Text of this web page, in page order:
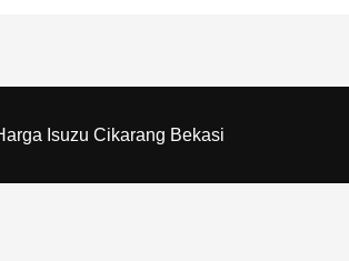
Isuzu Cikarang Bekasi